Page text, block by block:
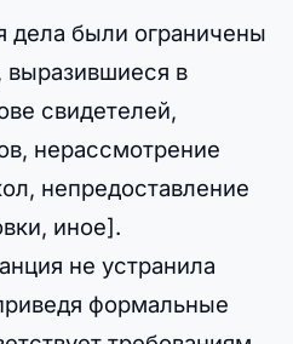
дела были ограничены
выразившиеся в
свидетелей,
нерассмотрение
непредоставление
иное].
не устранила
формальные